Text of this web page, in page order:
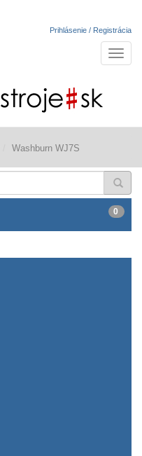
Prihlásenie / Registrácia
Washburn WJ7S
0